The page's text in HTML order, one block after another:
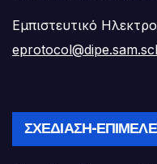
Εμπιστευτικό
ΣΧΕΔΊΑΣΗ-